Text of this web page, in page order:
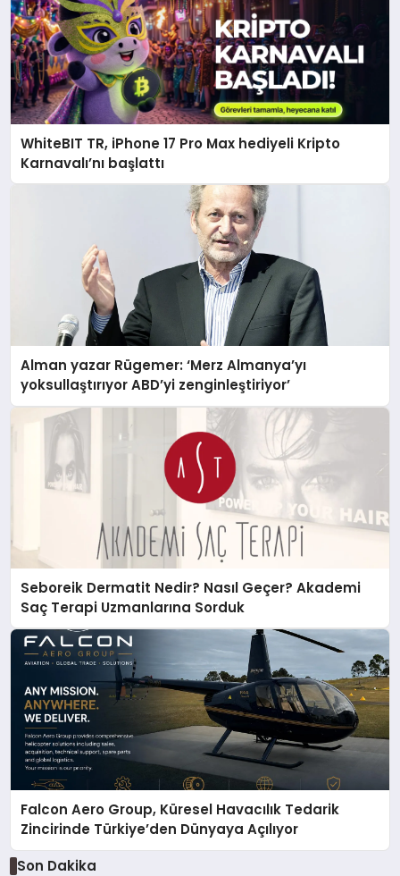
WhiteBIT TR, iPhone 17 Pro Max hediyeli Kripto
Karnavalı’nı başlattı
Alman yazar Rügemer: ‘Merz Almanya’yı
yoksullaştırıyor ABD’yi zenginleştiriyor’
Seboreik Dermatit Nedir? Nasıl Geçer? Akademi
Saç Terapi Uzmanlarına Sorduk
Falcon Aero Group, Küresel Havacılık Tedarik
Zincirinde Türkiye’den Dünyaya Açılıyor
Son Dakika